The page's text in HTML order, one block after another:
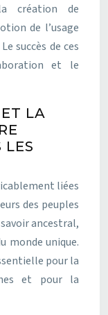
création de
de l’usage
succès de ces
et le
LA
LES
liées
des peuples
ancestral,
monde unique.
pour la
et pour la